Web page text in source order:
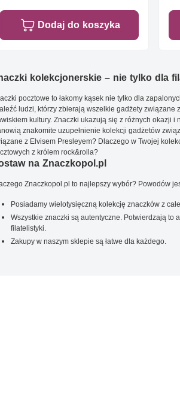
Dodaj do koszyka
kolekcjonerskie – nie tylko dla
pocztowe to łakomy kąsek nie tylko dla
ludzi, którzy zbierają wszelkie gadżety związane
kultury. Znaczki ukazują się z różnych okazji i
znakomite uzupełnienie kolekcji gadżetów
z Elvisem Presleyem? Dlaczego w Twojej
z królem rock&rolla?
na Znaczkopol.pl
Znaczkopol.pl to najlepszy wybór? Powodów
Posiadamy wielotysięczną kolekcję znaczków z
Wszystkie znaczki są autentyczne. Potwierdzają to
filatelistyki.
Zakupy w naszym sklepie są łatwe dla każdego.